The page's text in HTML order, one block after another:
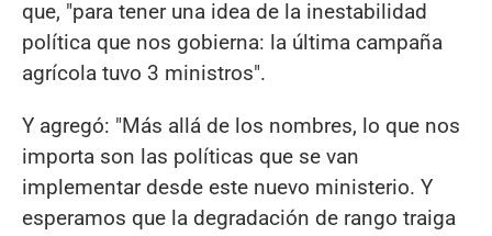
que, "para tener una idea de la inestabilidad
política que nos gobierna: la última campaña
agrícola tuvo 3 ministros".
Y agregó: "Más allá de los nombres, lo que nos
importa son las políticas que se van
implementar desde este nuevo ministerio. Y
esperamos que la degradación de rango traiga